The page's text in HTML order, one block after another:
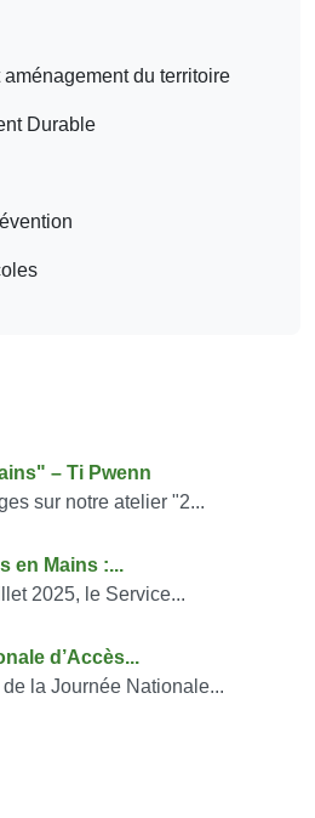
du territoire
Durable
– Ti Pwenn
sur notre atelier "2...
en Mains :...
2025, le Service...
d’Accès...
la Journée Nationale...